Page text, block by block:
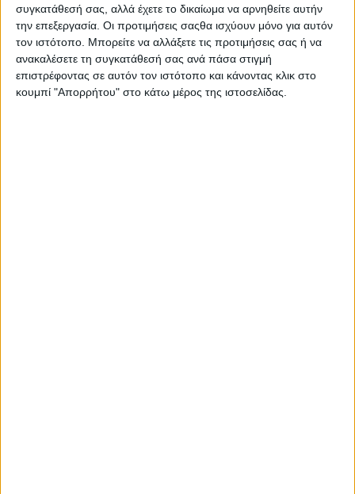
συγκατάθεσή σας, αλλά έχετε το δικαίωμα να αρνηθείτε αυτήν
την επεξεργασία. Οι προτιμήσεις σαςθα ισχύουν μόνο για αυτόν
τον ιστότοπο. Μπορείτε να αλλάξετε τις προτιμήσεις σας ή να
ανακαλέσετε τη συγκατάθεσή σας ανά πάσα στιγμή
επιστρέφοντας σε αυτόν τον ιστότοπο και κάνοντας κλικ στο
κουμπί "Απορρήτου" στο κάτω μέρος της ιστοσελίδας.
eBikes της Ducati για σχεδόν 900 χρήσεις, μια αύξηση
84% σε σχέση με το 2022.
H Kosmocar και τo οικοσύστημα Έξυπνης
κινητικότητας “astyMOVE” έχει λάβει κορυφαίες
διακρίσεις από έγκριτους θεσμικούς οργανισμούς,